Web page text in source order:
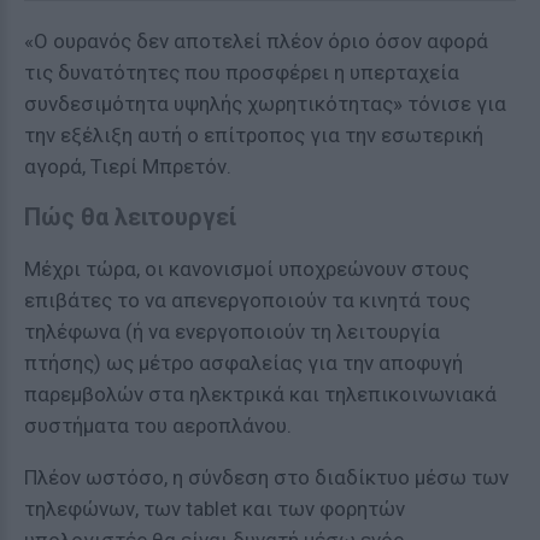
«Ο ουρανός δεν αποτελεί πλέον όριο όσον αφορά
τις δυνατότητες που προσφέρει η υπερταχεία
συνδεσιμότητα υψηλής χωρητικότητας» τόνισε για
την εξέλιξη αυτή ο επίτροπος για την εσωτερική
αγορά, Τιερί Μπρετόν.
Πώς θα λειτουργεί
Μέχρι τώρα, οι κανονισμοί υποχρεώνουν στους
επιβάτες το να απενεργοποιούν τα κινητά τους
τηλέφωνα (ή να ενεργοποιούν τη λειτουργία
πτήσης) ως μέτρο ασφαλείας για την αποφυγή
παρεμβολών στα ηλεκτρικά και τηλεπικοινωνιακά
συστήματα του αεροπλάνου.
Πλέον ωστόσο, η σύνδεση στο διαδίκτυο μέσω των
τηλεφώνων, των tablet και των φορητών